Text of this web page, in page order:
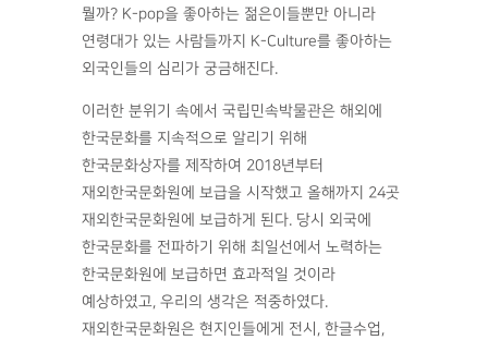
뭘까? K-pop을 좋아하는 젊은이들뿐만 아니라
연령대가 있는 사람들까지 K-Culture를 좋아하는
외국인들의 심리가 궁금해진다.
이러한 분위기 속에서 국립민속박물관은 해외에
한국문화를 지속적으로 알리기 위해
한국문화상자를 제작하여 2018년부터
재외한국문화원에 보급을 시작했고 올해까지 24곳
재외한국문화원에 보급하게 된다. 당시 외국에
한국문화를 전파하기 위해 최일선에서 노력하는
한국문화원에 보급하면 효과적일 것이라
예상하였고, 우리의 생각은 적중하였다.
재외한국문화원은 현지인들에게 전시, 한글수업,